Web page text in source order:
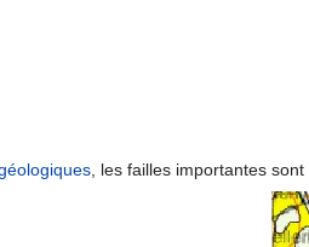
, les failles importantes